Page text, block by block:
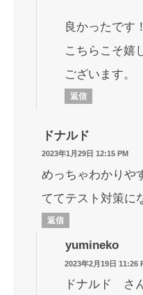
良かったです
こちらこそ嬉
ございます。
返信
ドナルド
2023年1月29日 12:15 PM
めっちゃわかりや
ててテスト対策に
返信
yumineko
2023年2月19日 11:26
ドナルド さ